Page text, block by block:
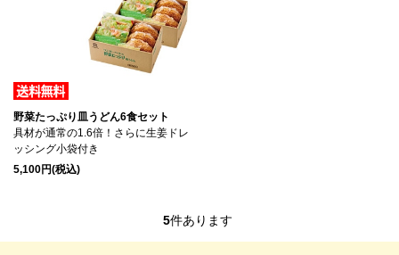
野菜たっぷり皿うどん6食セット
具材が通常の1.6倍！さらに生姜ドレ
ッシング小袋付き
5,100円(税込)
5件あります